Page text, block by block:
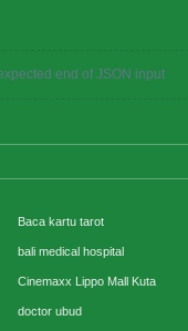
end of JSON input
Baca kartu tarot
bali medical hospital
Cinemaxx Lippo Mall Kuta
doctor ubud